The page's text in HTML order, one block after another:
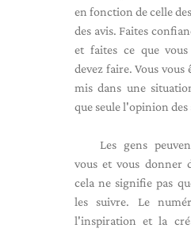
en fonction de celle
des avis. Faites
et faites ce que
devez faire. Vous vous
mis dans une
que seule l'opinion
Les gens
vous et vous donner
cela ne signifie pas
les suivre. Le
l'inspiration et la